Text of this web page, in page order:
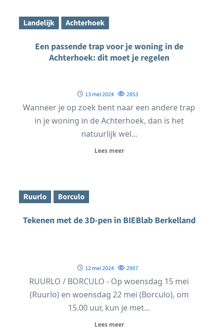
Landelijk Achterhoek
Een passende trap voor je woning in de
Achterhoek: dit moet je regelen
13 mei 2024 2853
Wanneer je op zoek bent naar een andere trap
in je woning in de Achterhoek, dan is het
natuurlijk wel...
Lees meer
Ruurlo Borculo
Tekenen met de 3D-pen in BIEBlab Berkelland
12 mei 2024 2907
RUURLO / BORCULO - Op woensdag 15 mei
(Ruurlo) en woensdag 22 mei (Borculo), om
15.00 uur, kun je met...
Lees meer